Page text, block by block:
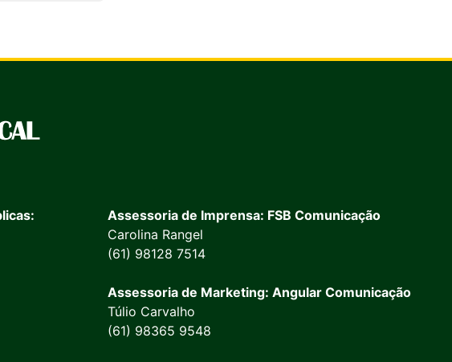
Assessoria de Imprensa: FSB Comunicação
Carolina Rangel
(61) 98128 7514
Assessoria de Marketing: Angular Comunicação
Túlio Carvalho
(61) 98365 9548